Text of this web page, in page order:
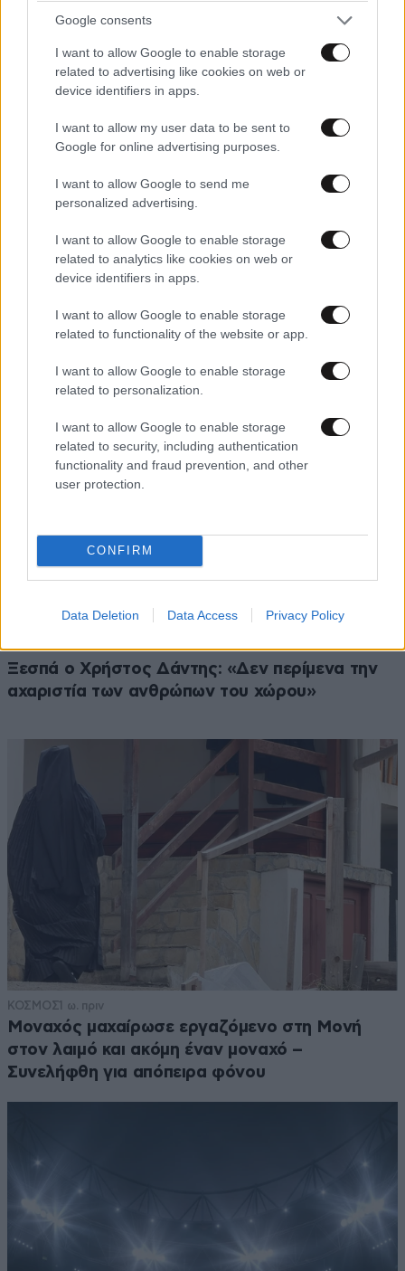
Google consents
I want to allow Google to enable storage
related to advertising like cookies on web or
device identifiers in apps.
I want to allow my user data to be sent to
Google for online advertising purposes.
I want to allow Google to send me
personalized advertising.
I want to allow Google to enable storage
related to analytics like cookies on web or
device identifiers in apps.
I want to allow Google to enable storage
related to functionality of the website or app.
I want to allow Google to enable storage
related to personalization.
I want to allow Google to enable storage
related to security, including authentication
functionality and fraud prevention, and other
user protection.
CONFIRM
Data Deletion Data Access Privacy Policy
LIFESTYLE07·08·2026 18:48
Ξεσπά ο Χρήστος Δάντης: «Δεν περίμενα την
αχαριστία των ανθρώπων του χώρου»
ΚΟΣΜΟΣ1 ω. πριν
Μοναχός μαχαίρωσε εργαζόμενο στη Μονή
στον λαιμό και ακόμη έναν μοναχό –
Συνελήφθη για απόπειρα φόνου